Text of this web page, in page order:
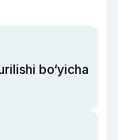
bo‘yicha